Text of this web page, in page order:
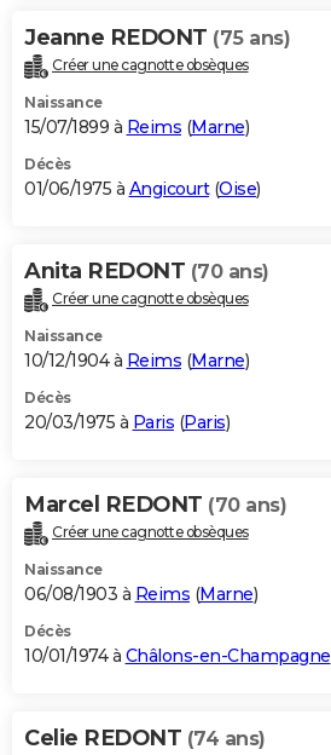
Jeanne REDONT (75 ans)
Créer une cagnotte obsèques
Naissance
15/07/1899 à Reims (Marne)
Décès
01/06/1975 à Angicourt(Oise)
Anita REDONT (70 ans)
Créer une cagnotte obsèques
Naissance
10/12/1904 à Reims (Marne)
Décès
20/03/1975 à Paris (Paris)
Marcel REDONT (70 ans)
Créer une cagnotte obsèques
Naissance
06/08/1903 à Reims (Marne)
Décès
10/01/1974 à Châlons-en-Champagne
Celie REDONT (74 ans)